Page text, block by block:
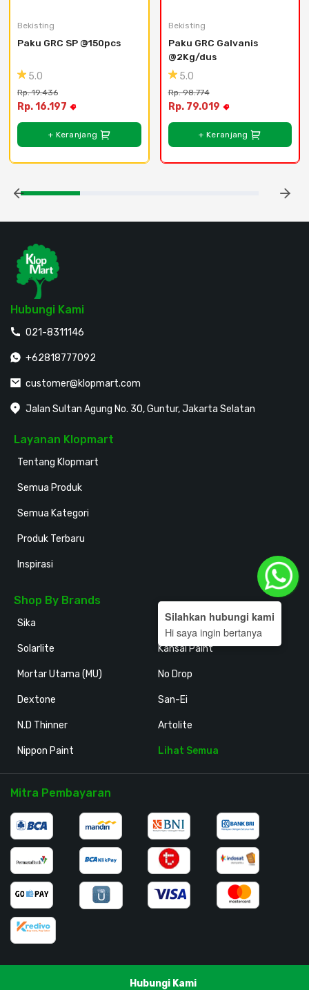
Bekisting
Paku GRC SP @150pcs
5.0
Rp. 19.436
Rp. 16.197
+ Keranjang
Bekisting
Paku GRC Galvanis
@2Kg/dus
5.0
Rp. 98.774
Rp. 79.019
+ Keranjang
Hubungi Kami
021-8311146
+62818777092
customer@klopmart.com
Jalan Sultan Agung No. 30, Guntur, Jakarta Selatan
Layanan Klopmart
Tentang Klopmart
Semua Produk
Semua Kategori
Produk Terbaru
Inspirasi
Shop By Brands
Sika
Solarlite
Mortar Utama (MU)
Dextone
N.D Thinner
Nippon Paint
Holodeck
Kansai Paint
No Drop
San-Ei
Artolite
Lihat Semua
Mitra Pembayaran
Hubungi Kami
Silahkan hubungi kami
Hi saya ingin bertanya